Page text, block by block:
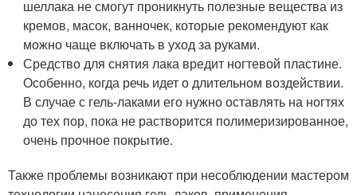
шеллака не смогут проникнуть полезные вещества из
кремов, масок, ванночек, которые рекомендуют как
можно чаще включать в уход за руками.
Средство для снятия лака вредит ногтевой пластине.
Особенно, когда речь идет о длительном воздействии.
В случае с гель-лаками его нужно оставлять на ногтях
до тех пор, пока не растворится полимеризированное,
очень прочное покрытие.
Также проблемы возникают при несоблюдении мастером